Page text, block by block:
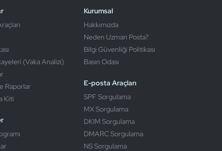
(Vaka Analizi)
Raporlar
Kiti
Kurumsal
Hakkımızda
Neden Uzman Posta?
Bilgi Güvenliği Politikası
Basın Odası
E-posta Araçları
SPF Sorgulama
MX Sorgulama
DKIM Sorgulama
DMARC Sorgulama
NS Sorgulama